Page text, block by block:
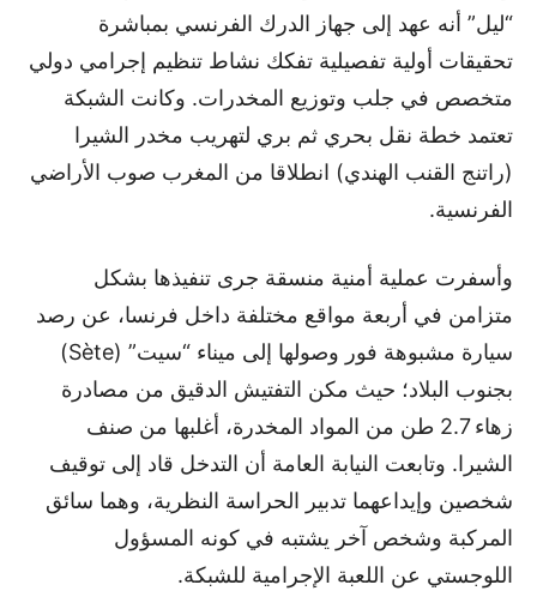
“ليل” أنه عهد إلى جهاز الدرك الفرنسي بمباشرة
تحقيقات أولية تفصيلية تفكك نشاط تنظيم إجرامي دولي
متخصص في جلب وتوزيع المخدرات. وكانت الشبكة
تعتمد خطة نقل بحري ثم بري لتهريب مخدر الشيرا
(راتنج القنب الهندي) انطلاقا من المغرب صوب الأراضي
الفرنسية.
وأسفرت عملية أمنية منسقة جرى تنفيذها بشكل
متزامن في أربعة مواقع مختلفة داخل فرنسا، عن رصد
سيارة مشبوهة فور وصولها إلى ميناء “سيت” (Sète)
بجنوب البلاد؛ حيث مكن التفتيش الدقيق من مصادرة
زهاء 2.7 طن من المواد المخدرة، أغلبها من صنف
الشيرا. وتابعت النيابة العامة أن التدخل قاد إلى توقيف
شخصين وإيداعهما تدبير الحراسة النظرية، وهما سائق
المركبة وشخص آخر يشتبه في كونه المسؤول
اللوجستي عن اللعبة الإجرامية للشبكة.